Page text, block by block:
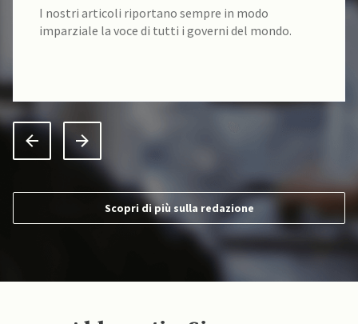
I nostri articoli riportano sempre in modo
imparziale la voce di tutti i governi del mondo.
Scopri di più sulla redazione